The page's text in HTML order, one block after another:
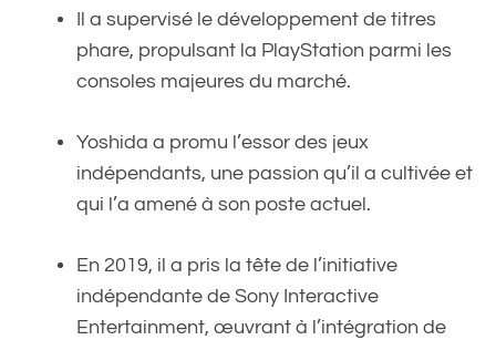
Il a supervisé le développement de titres
phare, propulsant la PlayStation parmi les
consoles majeures du marché.
Yoshida a promu l’essor des jeux
indépendants, une passion qu’il a cultivée et
qui l’a amené à son poste actuel.
En 2019, il a pris la tête de l’initiative
indépendante de Sony Interactive
Entertainment, œuvrant à l’intégration de